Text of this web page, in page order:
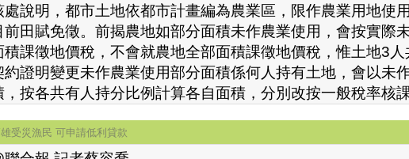
處說明，都市土地依都市計畫編為農業區，限作農業用地使
前田賦免徵。前揭農地如部分面積未作農業使用，會按實際
積課徵地價稅，不會就農地全部面積課徵地價稅，惟土地3
約證明變更未作農業使用部分面積係何人持有土地，會以未
，按各共有人持分比例計算各自面積，分別改按一般稅率核課
受災漁民 可申請低利貸款